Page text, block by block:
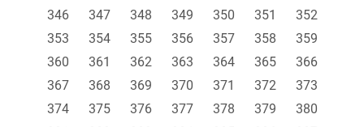
346
347 348 349 350 351
352
353
354 355 356 357 358
359
360
361 362 363 364 365
366
367
368 369 370 371 372
373
374
375 376 377 378 379
380